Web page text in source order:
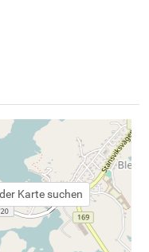
Karte suchen